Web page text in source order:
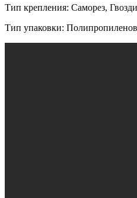
Тип крепления: Саморез, Гвозди
Тип упаковки: